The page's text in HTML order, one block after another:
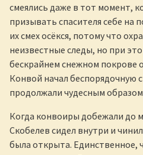
смеялись даже в тот момент,
призывать спасителя себе
их смех осёкся, потому что
неизвестные следы, но при
бескрайнем снежном покрове
Конвой начал беспорядочную
продолжали чудесным
Когда конвоиры добежали до
Скобелев сидел внутри и
была открыта. Единственное,